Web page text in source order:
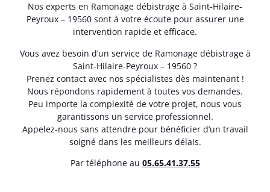
Nos experts en Ramonage débistrage à Saint-Hilaire-
Peyroux – 19560 sont à votre écoute pour assurer une
intervention rapide et efficace.
Vous avez besoin d’un service de Ramonage débistrage à
Saint-Hilaire-Peyroux – 19560 ?
Prenez contact avec nos spécialistes dès maintenant !
Nous répondons rapidement à toutes vos demandes.
Peu importe la complexité de votre projet, nous vous
garantissons un service professionnel.
Appelez-nous sans attendre pour bénéficier d’un travail
soigné dans les meilleurs délais.
Par téléphone au 05.65.41.37.55